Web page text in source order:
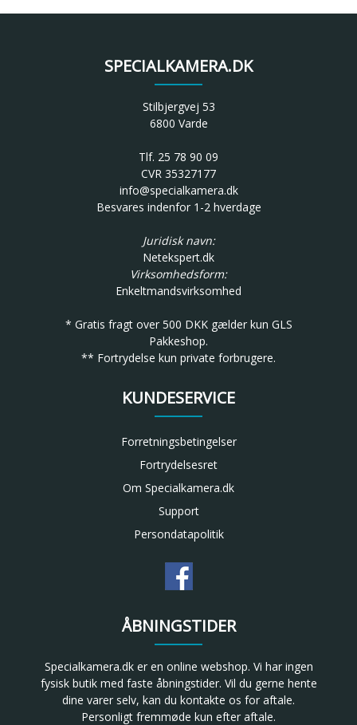
SPECIALKAMERA.DK
Stilbjergvej 53
6800 Varde
Tlf. 25 78 90 09
CVR 35327177
info@specialkamera.dk
Besvares indenfor 1-2 hverdage
Juridisk navn:
Netekspert.dk
Virksomhedsform:
Enkeltmandsvirksomhed
* Gratis fragt over 500 DKK gælder kun GLS
Pakkeshop.
** Fortrydelse kun private forbrugere.
KUNDESERVICE
Forretningsbetingelser
Fortrydelsesret
Om Specialkamera.dk
Support
Persondatapolitik
ÅBNINGSTIDER
Specialkamera.dk er en online webshop. Vi har ingen
fysisk butik med faste åbningstider. Vil du gerne hente
dine varer selv, kan du kontakte os for aftale.
Personligt fremmøde kun efter aftale.